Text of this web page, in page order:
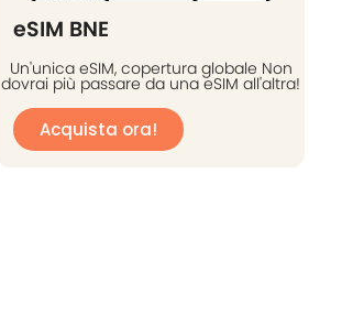
eSIM BNE
Un'unica eSIM, copertura globale Non
dovrai più passare da una eSIM all'altra!
Acquista ora!